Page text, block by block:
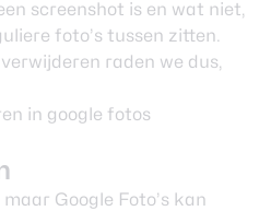
screenshot is en wat niet,
foto’s tussen zitten.
raden we dus,
Google Foto’s kan